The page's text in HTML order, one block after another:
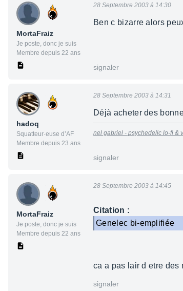
MortaFraiz
Je poste, donc je suis
Membre depuis 22 ans
28 Septembre 2003 à 14:30
Ben c bizarre alors
signaler
hadoq
Squatteur·euse d’AF
Membre depuis 23 ans
28 Septembre 2003 à 14:31
Déjà acheter des
nel gabriel - psychedelic lo-fi &
signaler
MortaFraiz
Je poste, donc je suis
Membre depuis 22 ans
28 Septembre 2003 à 14:45
Citation :
Genelec bi-emplifiée
ca a pas lair d etre des
signaler